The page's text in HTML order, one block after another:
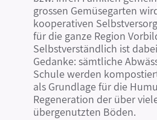
grossen Gemüsegarten
kooperativen
für die ganze Region
Selbstverständlich ist
Gedanke: sämtliche
Schule werden
als Grundlage für die
Regeneration der über
übergenutzten Böden.